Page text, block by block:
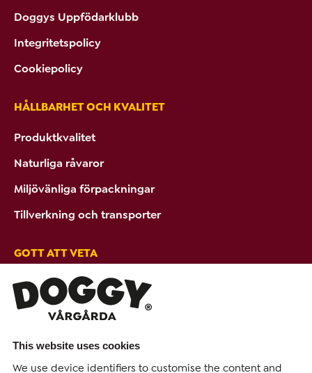
This website uses cookies
We use device identifiers to customise the content and
Doggys Uppfödarklubb
Integritetspolicy
Cookiepolicy
HÅLLBARHET OCH KVALITET
Produktkvalitet
Naturliga råvaror
Miljövänliga förpackningar
Tillverkning och transporter
GOTT ATT VETA
Tips & Råd
Ambassadörer
PRODUKTER FRÅN DOGGY
Hundmat